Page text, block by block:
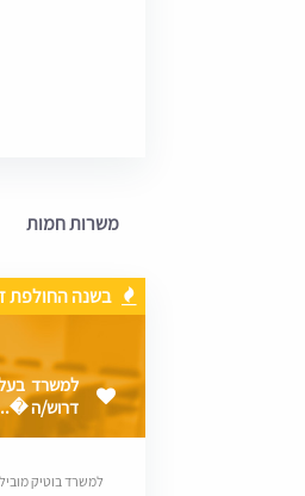
משרות חמות
בשנה החולפת
למשרד בעל
דרוש/ה
למשרד בוטיק